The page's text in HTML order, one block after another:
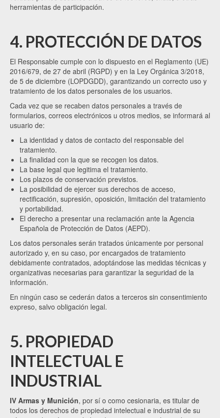
herramientas de participación.
4. PROTECCIÓN DE DATOS
El Responsable cumple con lo dispuesto en el Reglamento (UE)
2016/679, de 27 de abril (RGPD) y en la Ley Orgánica 3/2018,
de 5 de diciembre (LOPDGDD), garantizando un correcto uso y
tratamiento de los datos personales de los usuarios.
Cada vez que se recaben datos personales a través de
formularios, correos electrónicos u otros medios, se informará al
usuario de:
La identidad y datos de contacto del responsable del
tratamiento.
La finalidad con la que se recogen los datos.
La base legal que legitima el tratamiento.
Los plazos de conservación previstos.
La posibilidad de ejercer sus derechos de acceso,
rectificación, supresión, oposición, limitación del tratamiento
y portabilidad.
El derecho a presentar una reclamación ante la Agencia
Española de Protección de Datos (AEPD).
Los datos personales serán tratados únicamente por personal
autorizado y, en su caso, por encargados de tratamiento
debidamente contratados, adoptándose las medidas técnicas y
organizativas necesarias para garantizar la seguridad de la
información.
En ningún caso se cederán datos a terceros sin consentimiento
expreso, salvo obligación legal.
5. PROPIEDAD
INTELECTUAL E
INDUSTRIAL
IV Armas y Munición, por sí o como cesionaria, es titular de
todos los derechos de propiedad intelectual e industrial de su